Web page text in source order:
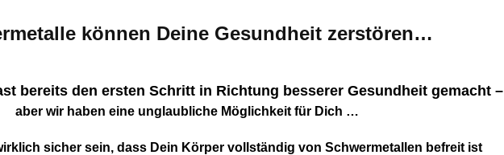
können Deine Gesundheit zerstören…
bereits den ersten Schritt in Richtung besserer Gesundheit gemacht –
aber wir haben eine unglaubliche Möglichkeit für Dich …
sicher sein, dass Dein Körper vollständig von Schwermetallen befreit ist